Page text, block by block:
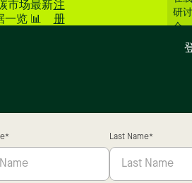
市场最新
一览 📊
注
册
研讨
会
* Last Name*